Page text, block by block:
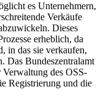
es Unternehmern,
Verkäufe
Dieses
erheblich, da
in das sie verkaufen,
Das Bundeszentralamt
des OSS-
Registrierung und die